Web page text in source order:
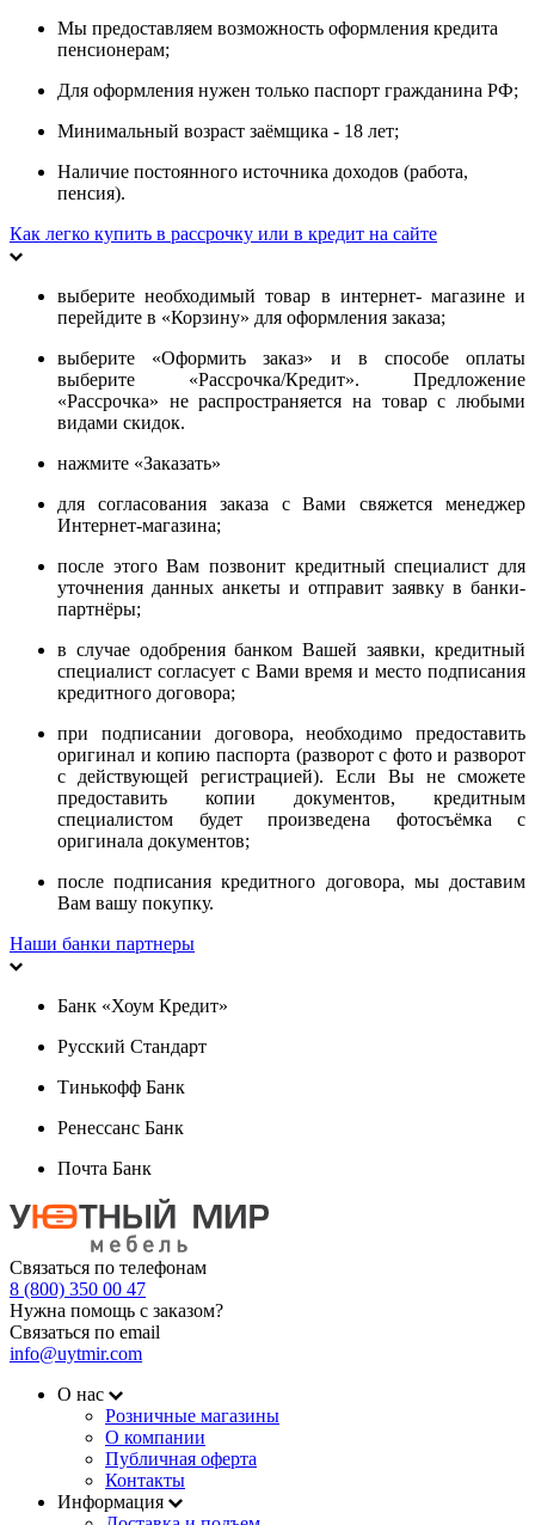
Мы предоставляем возможность оформления кредита
пенсионерам;
Для оформления нужен только паспорт гражданина РФ;
Минимальный возраст заёмщика - 18 лет;
Наличие постоянного источника доходов (работа,
пенсия).
Как легко купить в рассрочку или в кредит на сайте
выберите необходимый товар в интернет- магазине и
перейдите в «Корзину» для оформления заказа;
выберите «Оформить заказ» и в способе оплаты
выберите «Рассрочка/Кредит». Предложение
«Рассрочка» не распространяется на товар с любыми
видами скидок.
нажмите «Заказать»
для согласования заказа с Вами свяжется менеджер
Интернет-магазина;
после этого Вам позвонит кредитный специалист для
уточнения данных анкеты и отправит заявку в банки-
партнёры;
в случае одобрения банком Вашей заявки, кредитный
специалист согласует с Вами время и место подписания
кредитного договора;
при подписании договора, необходимо предоставить
оригинал и копию паспорта (разворот с фото и разворот
с действующей регистрацией). Если Вы не сможете
предоставить копии документов, кредитным
специалистом будет произведена фотосъёмка с
оригинала документов;
после подписания кредитного договора, мы доставим
Вам вашу покупку.
Наши банки партнеры
Банк «Хоум Кредит»
Русский Стандарт
Тинькофф Банк
Ренессанс Банк
Почта Банк
Связаться по телефонам
8 (800) 350 00 47
Нужна помощь с заказом?
Связаться по email
info@uytmir.com
О нас
Розничные магазины
О компании
Публичная оферта
Контакты
Информация